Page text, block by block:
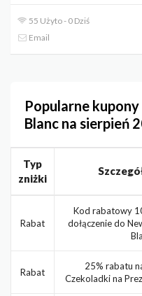
55 Użyto - 0 Dziś
Email
Popularne
Blanc na sierpień
Typ
zniżki
Rabat
Kod rabatowy
dołączenie do
Rabat
25% rabatu
Czekoladki na